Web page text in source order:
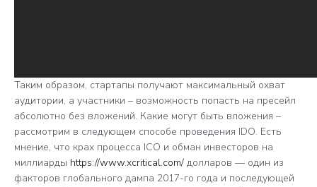
Таким образом, стартапы получают максимальный охват
аудитории, а участники – возможность попасть на пресейл
абсолютно без вложений. Какие могут быть вложения –
рассмотрим в следующем способе проведения IDO. Есть
мнение, что крах процесса ICO и обман инвесторов на
миллиарды https://www.xcritical.com/ долларов — один из
факторов глобального дампа 2017-го года и последующей